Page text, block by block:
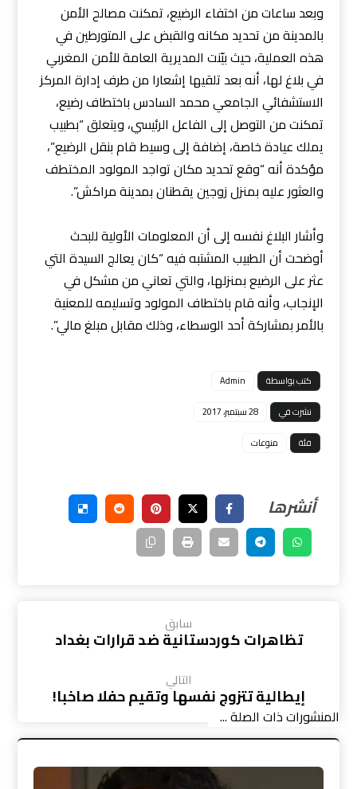
وبعد ساعات من اختفاء الرضيع، تمكنت مصالح الأمن
بالمدينة من تحديد مكانه والقبض على المتورطين في
هذه العملية، حيث بيّنت المديرية العامة للأمن المغربي
في بلاغ لها، أنه بعد تلقيها إشعارا من طرف إدارة المركز
الاستشفائي الجامعي محمد السادس باختطاف رضيع،
تمكنت من التوصل إلى الفاعل الرئيسي، ويتعلق “بطبيب
يملك عيادة خاصة، إضافة إلى وسيط قام بنقل الرضيع”،
مؤكدة أنه “وقع تحديد مكان تواجد المولود المختطف
والعثور عليه بمنزل زوجين يقطنان بمدينة مراكش”.
وأشار البلاغ نفسه إلى أن المعلومات الأولية للبحث
أوضحت أن الطبيب المشتبه فيه “كان يعالج السيدة التي
عثر على الرضيع بمنزلها، والتي تعاني من مشكل في
الإنجاب، وأنه قام باختطاف المولود وتسليمه للمعنية
بالأمر بمشاركة أحد الوسطاء، وذلك مقابل مبلغ مالي”.
كتب بواسطة
Admin
نشرت في
28 سبتمبر، 2017
فئة
منوعات
سابق
تظاهرات كوردستانية ضد قرارات بغداد
التالي
إيطالية تتزوج نفسها وتقيم حفلا صاخبا!
المنشورات ذات الصلة ...